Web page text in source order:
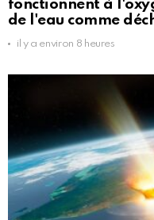
fonctionnent à
de l'eau comme
il y a environ 8 heures